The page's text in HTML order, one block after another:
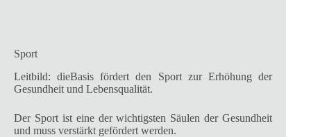
Sport
Leitbild: dieBasis fördert den Sport zur Erhöhung der
Gesundheit und Lebensqualität.
Der Sport ist eine der wichtigsten Säulen der Gesundheit
und muss verstärkt gefördert werden.